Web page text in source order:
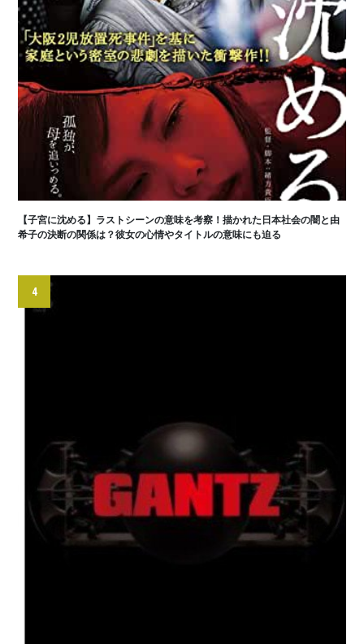
【子宮に沈める】ラストシーンの意味を考察！描かれた日本社会の闇と由
希子の決断の関係は？彼女の心情やタイトルの意味にも迫る
4